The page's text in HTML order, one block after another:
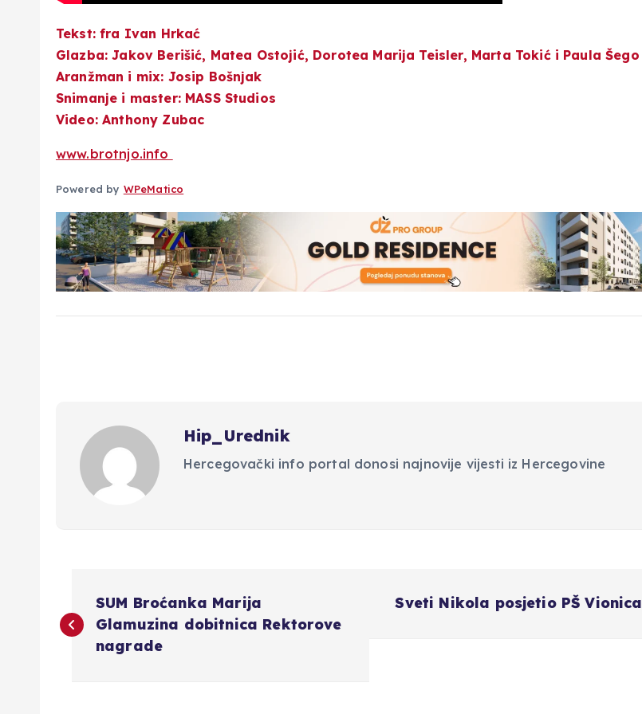
Tekst: fra Ivan Hrkać
Glazba: Jakov Berišić, Matea Ostojić, Dorotea Marija Teisler, Marta Tokić i Paula Šego
Aranžman i mix: Josip Bošnjak
Snimanje i master: MASS Studios
Video: Anthony Zubac
www.brotnjo.info
Powered by WPeMatico
Hip_Urednik
Hercegovački info portal donosi najnovije vijesti iz Hercegovine
a
SUM Broćanka Marija
Glamuzina dobitnica Rektorove
nagrade
Sveti Nikola posjetio PŠ Vionica